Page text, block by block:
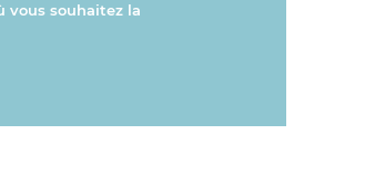
vous souhaitez la